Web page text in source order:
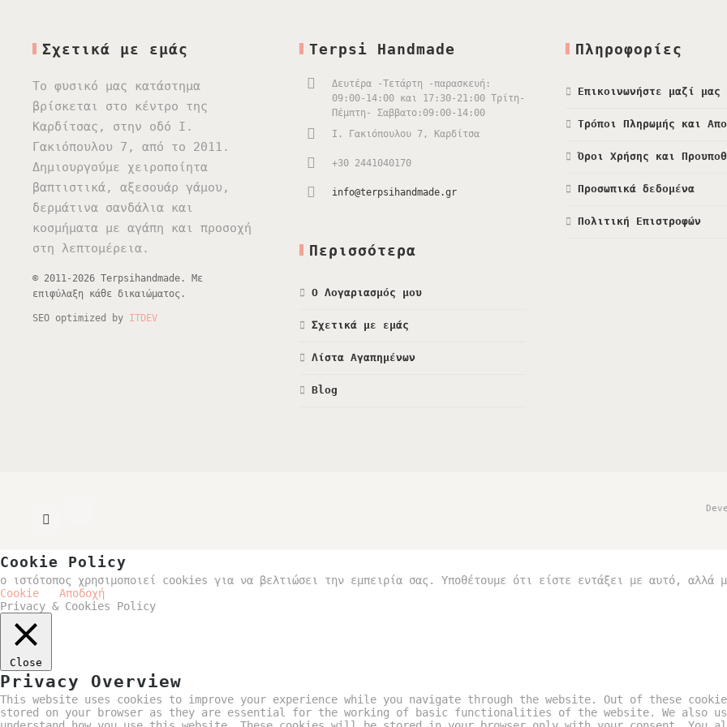
Σχετικά με εμάς
Το φυσικό μας κατάστημα
βρίσκεται στο κέντρο της
Καρδίτσας, στην οδό Ι.
Γακιόπουλου 7, από το 2011.
Δημιουργούμε χειροποίητα
βαπτιστικά, αξεσουάρ γάμου,
δερμάτινα σανδάλια και
κοσμήματα με αγάπη και προσοχή
στη λεπτομέρεια.
© 2011-2026 Terpsihandmade. Με
επιφύλαξη κάθε δικαιώματος.
SEO optimized by ITDEV
Terpsi Handmade
Δευτέρα -Τετάρτη -παρασκευή:
09:00-14:00 και 17:30-21:00 Τρίτη-
Πέμπτη- Σαββατο:09:00-14:00
Ι. Γακιόπουλου 7, Καρδίτσα
+30 2441040170
info@terpsihandmade.gr
Πληροφορίες
Επικοινωνήστε μαζί μας
Τρόποι Πληρωμής και
Όροι Χρήσης και
Προσωπικά δεδομένα
Πολιτική Επιστροφών
Περισσότερα
Ο Λογαριασμός μου
Σχετικά με εμάς
Λίστα Αγαπημένων
Blog
Cookie Policy
ο ιστότοπος χρησιμοποιεί cookies για να βελτιώσει την εμπειρία σας. Υποθέτουμε ότι είστε εντάξει με αυτό, αλλά
Cookie
Αποδοχή
Privacy & Cookies Policy
Close
Privacy Overview
This website uses cookies to improve your experience while you navigate through the website. Out of these
stored on your browser as they are essential for the working of basic functionalities of the website. We also